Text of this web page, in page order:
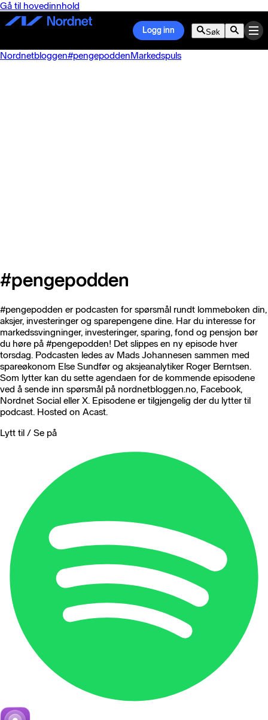
Gå til hovedinnhold
Logg inn Søk
Nordnetbloggen#pengepoddenMarkedspuls
#pengepodden
#pengepodden er podcasten for spørsmål rundt lommeboken din,
aksjer, investeringer og sparepengene dine. Har du interesse for
markedssvingninger, investeringer, sparing, fond og pensjon bør
du høre på #pengepodden! Det slippes en ny episode hver
torsdag. Podcasten ledes av Mads Johannesen sammen med
spareøkonom Else Sundfør og aksjeanalytiker Roger Berntsen.
Som lytter kan du sette agendaen for de kommende episodene
ved å sende inn spørsmål på nordnetbloggen.no, Facebook,
Nordnet Social eller X. Episodene er tilgjengelig der du lytter til
podcast. Hosted on Acast.
Lytt til / Se på